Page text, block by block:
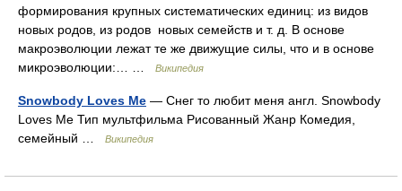
формирования крупных систематических единиц: из видов
новых родов, из родов новых семейств и т. д. В основе
макроэволюции лежат те же движущие силы, что и в основе
микроэволюции:… …
Википедия
Snowbody Loves Me — Снег то любит меня англ. Snowbody
Loves Me Тип мультфильма Рисованный Жанр Комедия,
семейный …
Википедия